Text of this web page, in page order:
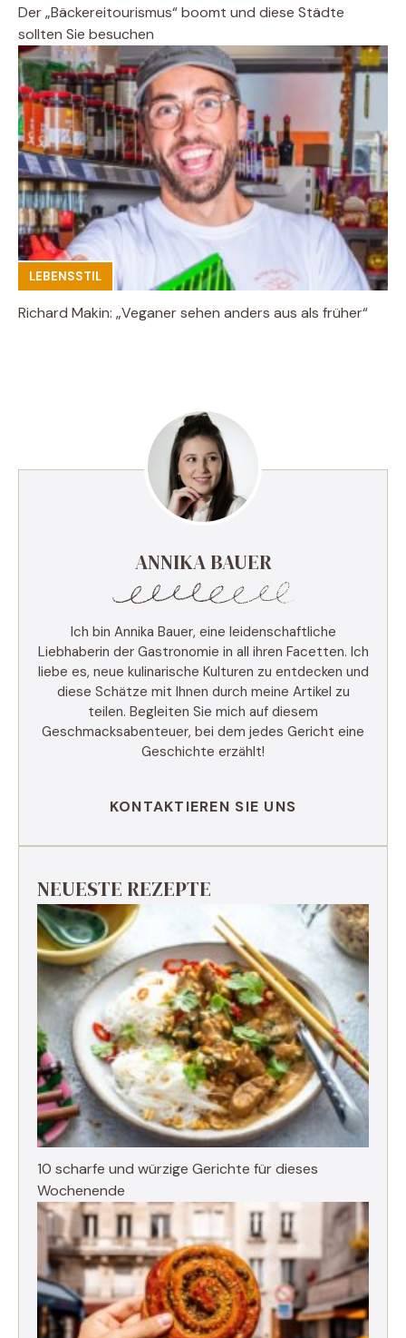
Der „Bäckereitourismus“ boomt und diese Städte
sollten Sie besuchen
LEBENSSTIL
Richard Makin: „Veganer sehen anders aus als früher“
ANNIKA BAUER
Ich bin Annika Bauer, eine leidenschaftliche
Liebhaberin der Gastronomie in all ihren Facetten. Ich
liebe es, neue kulinarische Kulturen zu entdecken und
diese Schätze mit Ihnen durch meine Artikel zu
teilen. Begleiten Sie mich auf diesem
Geschmacksabenteuer, bei dem jedes Gericht eine
Geschichte erzählt!
KONTAKTIEREN SIE UNS
NEUESTE REZEPTE
10 scharfe und würzige Gerichte für dieses
Wochenende